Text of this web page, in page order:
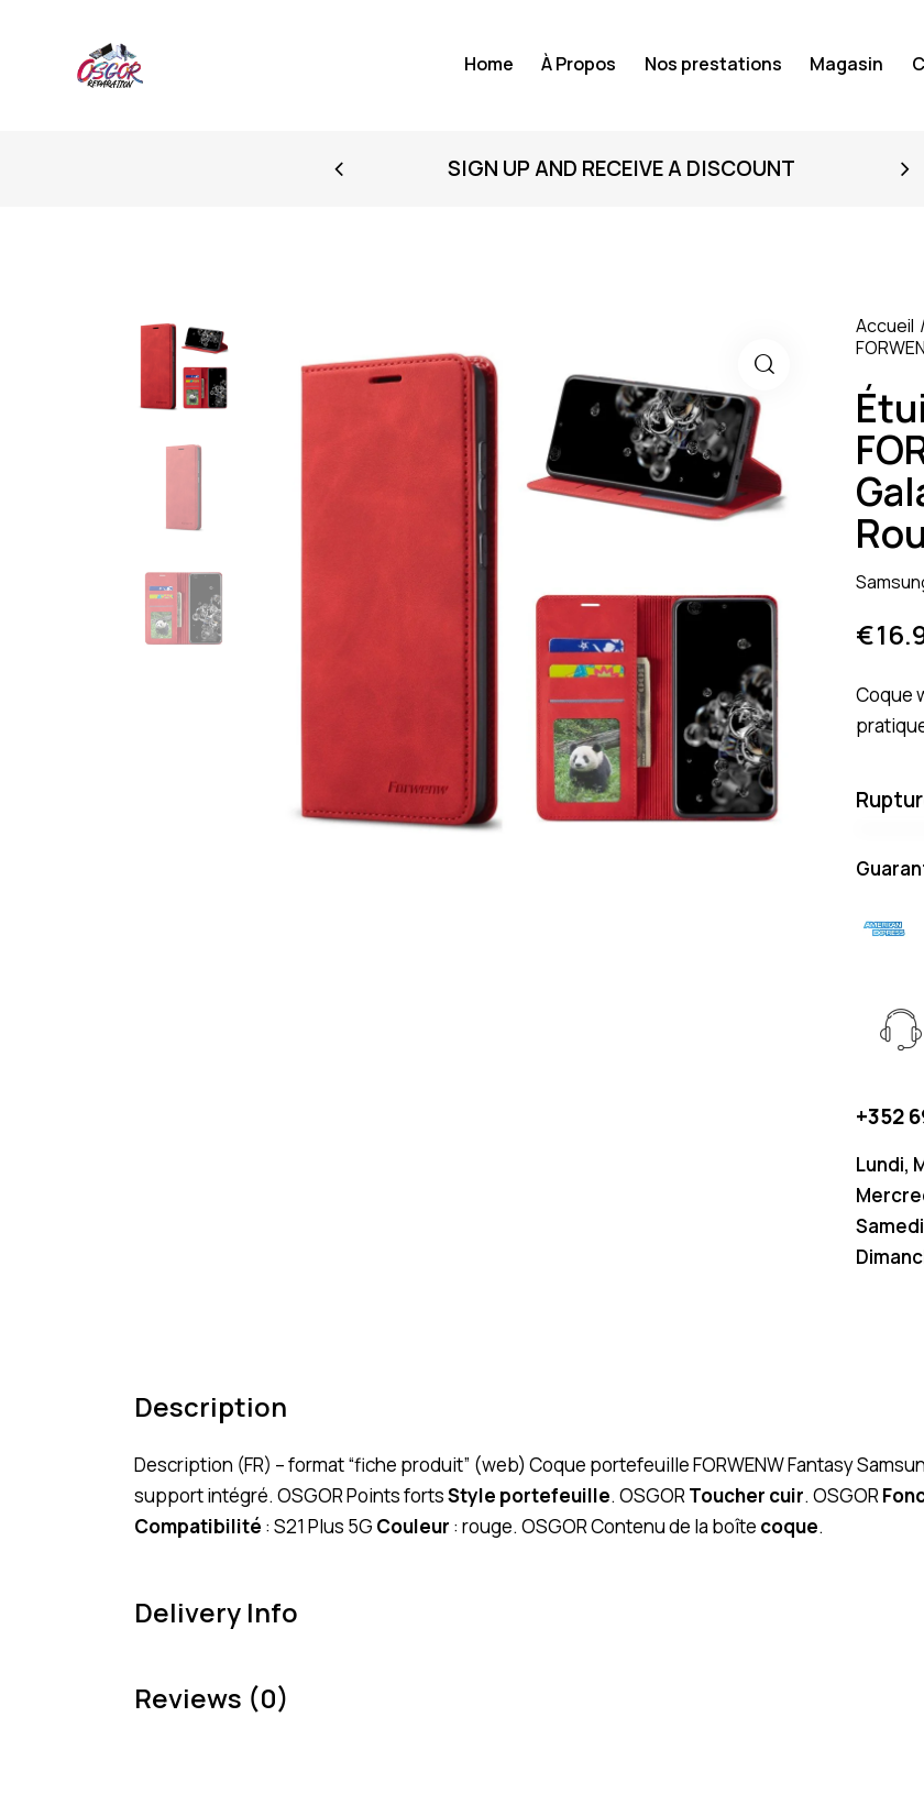
Home À Propos Nos prestations Magasin
SIGN UP AND RECEIVE A DISCOUNT
Accueil
€
Coque
+352
Lundi,
Description
Description (FR) – format “fiche produit” (web) Coque portefeuille FORWENW Fantasy
support intégré. OSGOR Points fortsStyle portefeuille. OSGORToucher cuir. OSGOR
Compatibilité : S21 Plus 5G Couleur : rouge. OSGOR Contenu de la boîte coque.
Delivery Info
Reviews (0)